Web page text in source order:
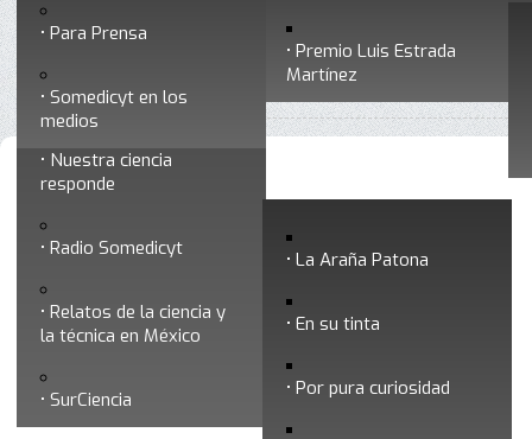
Premio Luis Estrada
Martínez
Ciencia y Tecnología
Nuestra ciencia
responde
Radio Somedicyt La Araña Patona
En su tinta
Por pura curiosidad
Relatos de la ciencia y
la técnica en México
SurCiencia
Para Prensa
Somedicyt en los
medios
Contacto
Noticias y boletines
•
Junio 2022
Búsqueda